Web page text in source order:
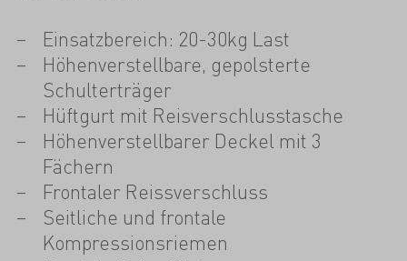
Einsatzbereich: 20-30kg Last
Höhenverstellbare, gepolsterte
Schulterträger
Hüftgurt mit Reisverschlusstasche
Höhenverstellbarer Deckel mit 3
Fächern
Frontaler Reissverschluss
Seitliche und frontale
Kompressionsriemen